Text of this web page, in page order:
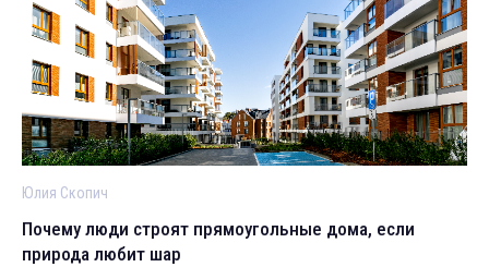
Юлия Скопич
Почему люди строят прямоугольные дома, если
природа любит шар